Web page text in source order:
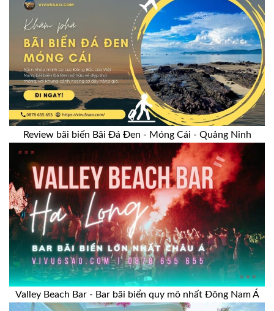
Review bãi biển Bãi Đá Đen - Móng Cái - Quảng Ninh
Valley Beach Bar - Bar bãi biển quy mô nhất Đông Nam Á